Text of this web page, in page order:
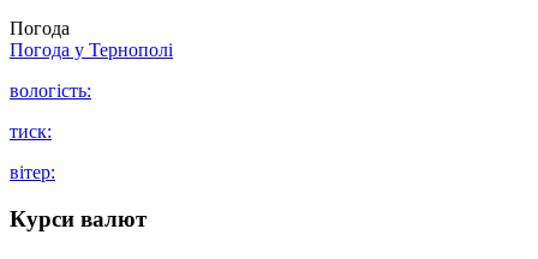
Погода
Погода у Тернополі
вологість:
тиск:
вітер:
Курси валют